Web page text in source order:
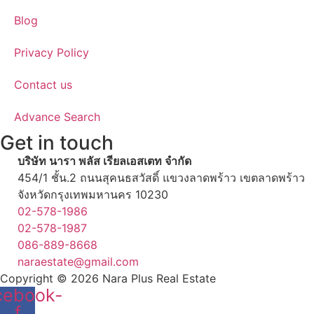
Blog
Privacy Policy
Contact us
Advance Search
Get in touch
บริษัท นารา พลัส เรียลเอสเตท จำกัด
454/1 ชั้น.2 ถนนสุคนธสวัสดิ์ แขวงลาดพร้าว เขตลาดพร้าว
จังหวัดกรุงเทพมหานคร 10230
02-578-1986
02-578-1987
086-889-8668
naraestate@gmail.com
Copyright © 2026 Nara Plus Real Estate